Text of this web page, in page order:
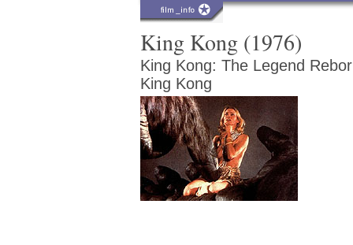
King Kong (1976)
King Kong: The Legend
King Kong